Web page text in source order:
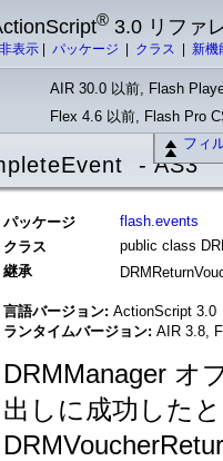
® 3.0 リファ
表示 パッケージ クラス 新
AIR 30.0 以前, Flash
Flex 4.6 以前, Flash Pro
フィ
- AS3
パッケージ
flash.events
クラス
public class
継承
言語バージョン: ActionScript 3.0
ランタイムバージョン: AIR 3.8,
DRMManager オ
出しに成功した